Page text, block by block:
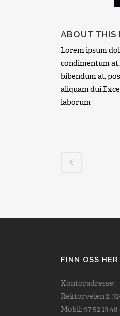
ABOUT THIS
Lorem ipsum
condimentum
bibendum at,
aliquam
laborum
FINN OSS HER
Kontoradresse:
Rektorveien 2,
Mobil: 97 52 19